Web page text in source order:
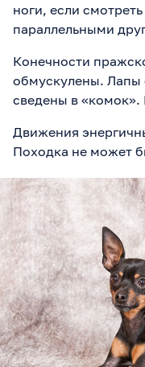
ноги, если
параллельными
Конечности
обмускулены.
сведены в «комок».
Движения
Походка не может